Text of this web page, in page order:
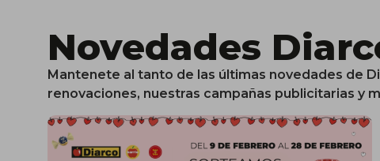
Novedades
Mantenete al tanto de las últimas novedades de
renovaciones, nuestras campañas publicitarias y